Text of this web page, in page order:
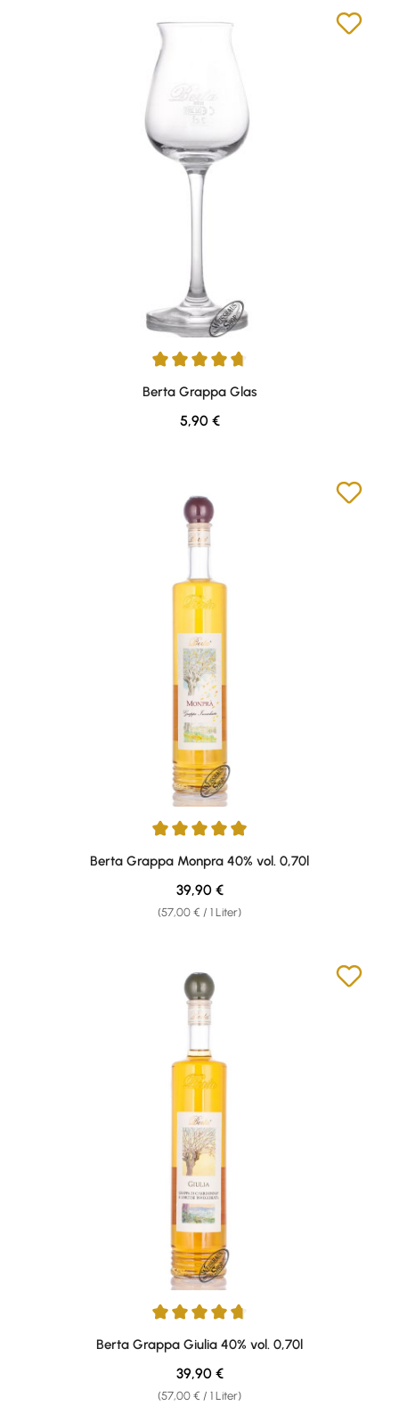
Durchschnittliche Bewertung von 4.75 von 5 Sternen
Berta Grappa Glas
Regulärer Preis:
5,90 €
Durchschnittliche Bewertung von 4.92 von 5 Sternen
Berta Grappa Monpra 40% vol. 0,70l
(57,00 € / 1 Liter)
Regulärer Preis:
39,90 €
Durchschnittliche Bewertung von 4.8 von 5 Sternen
Berta Grappa Giulia 40% vol. 0,70l
(57,00 € / 1 Liter)
Regulärer Preis:
39,90 €